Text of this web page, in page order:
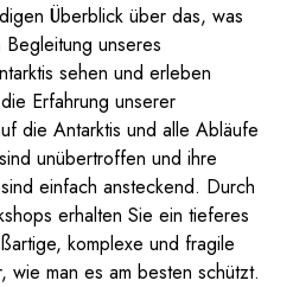
Überblick über das, was
unseres
sehen und erleben
Erfahrung unserer
die Antarktis und alle Abläufe
unübertroffen und ihre
einfach ansteckend. Durch
erhalten Sie ein tieferes
komplexe und fragile
man es am besten schützt.